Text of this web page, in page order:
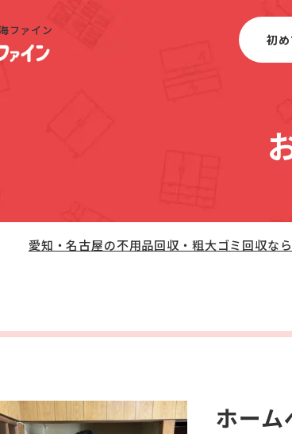
ファイン
初
愛知・名古屋の不用品回収・粗大ゴミ回収な
ホー